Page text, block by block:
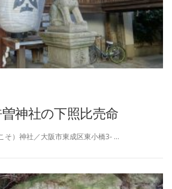
神社の下照比売命
そ）神社／大阪市東成区東小橋3- …